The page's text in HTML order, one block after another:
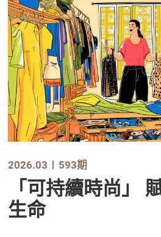
2026.03 593期
「可持續時尚」
生命